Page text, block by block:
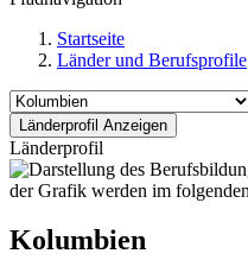
Startseite
Länder und Berufsprofile
Länderprofil
Kolumbien